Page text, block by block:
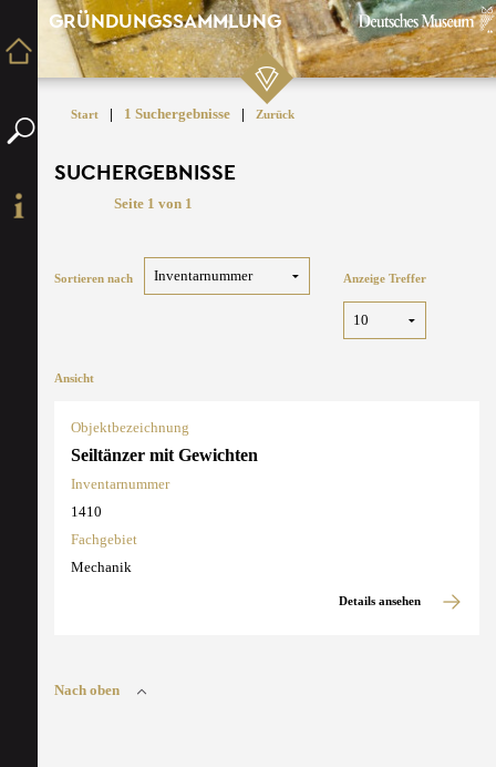
GRÜNDUNGSSAMMLUNG
Start | 1 Suchergebnisse | Zurück
SUCHERGEBNISSE
Seite 1 von 1
Sortieren nach Anzeige Treffer
Ansicht
Objektbezeichnung
Seiltänzer mit Gewichten
Inventarnummer
1410
Fachgebiet
Mechanik
Details ansehen
Nach oben